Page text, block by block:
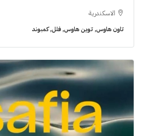
الاسكندرية
تاون هاوس, توين هاوس, فلل, كمبوند